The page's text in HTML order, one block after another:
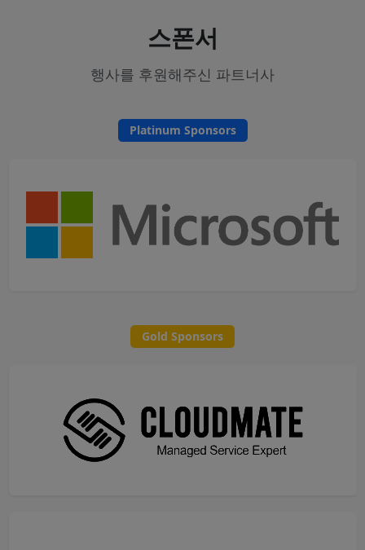
스폰서
행사를 후원해주신 파트너사
Platinum Sponsors
Gold Sponsors